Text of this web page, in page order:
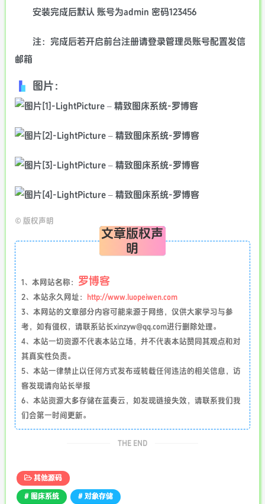
安装完成后默认 账号为admin 密码123456
注：完成后若开启前台注册请登录管理员账号配置发信
邮箱
图片：
© 版权声明
文章版权声
明
1、本网站名称： 罗博客
2、本站永久网址：
http://www.luopeiwen.com
3、本网站的文章部分内容可能来源于网络，仅供大家学习与参
考，如有侵权，请联系站长xinzyw@qq.com进行删除处理。
4、本站一切资源不代表本站立场，并不代表本站赞同其观点和对
其真实性负责。
5、本站一律禁止以任何方式发布或转载任何违法的相关信息，访
客发现请向站长举报
6、本站资源大多存储在蓝奏云，如发现链接失效，请联系我们我
们会第一时间更新。
THE END
其他源码
# 图床系统 # 对象存储